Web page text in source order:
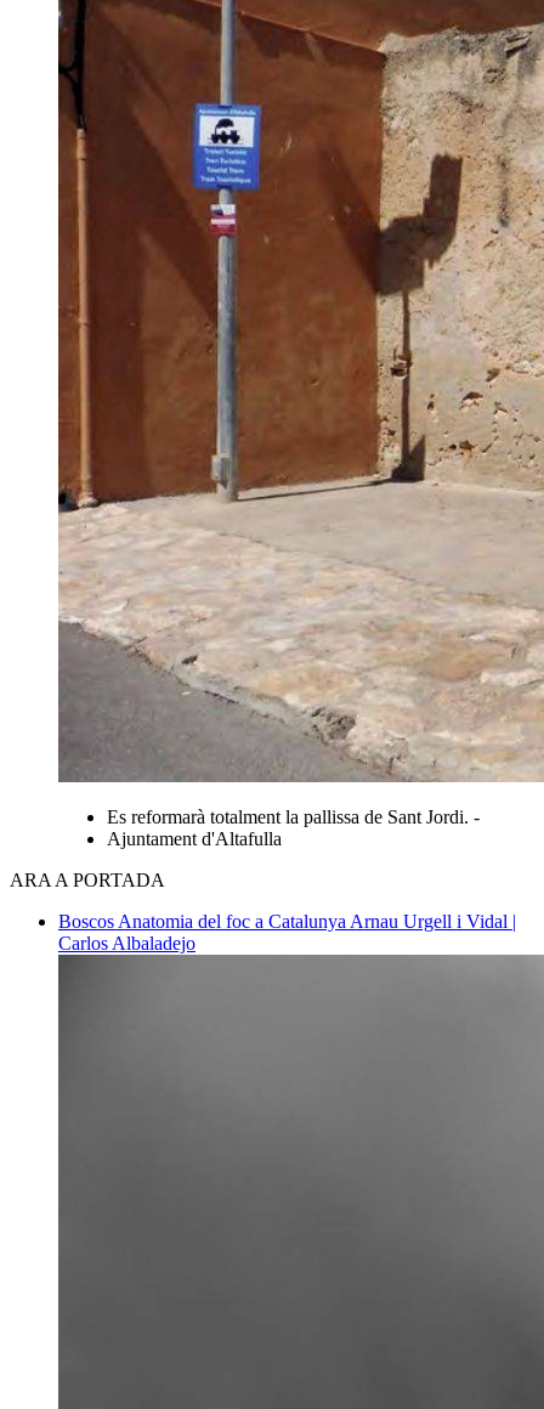
Es reformarà totalment la pallissa de Sant Jordi. -
Ajuntament d'Altafulla
ARA A PORTADA
Boscos Anatomia del foc a Catalunya Arnau Urgell i Vidal |
Carlos Albaladejo